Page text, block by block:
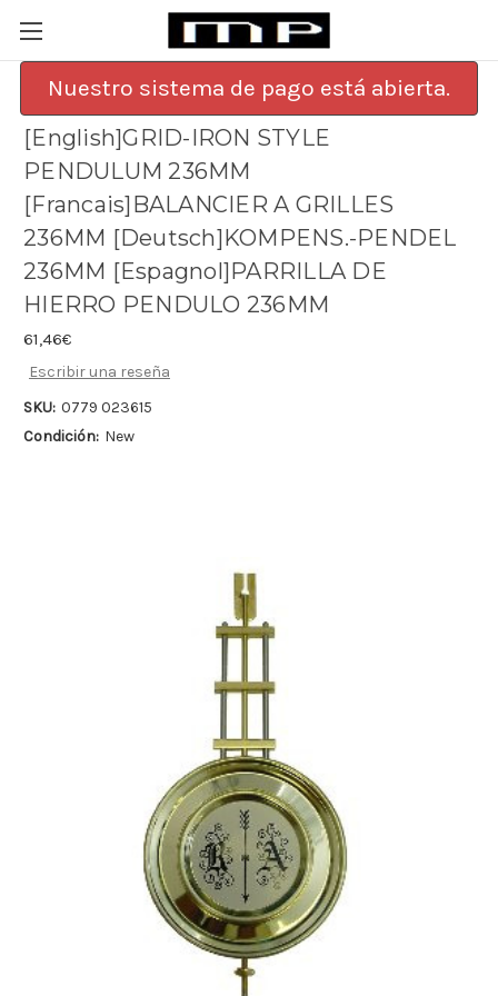
Nuestro sistema de pago está abierta.
[English]GRID-IRON STYLE
PENDULUM 236MM
[Francais]BALANCIER A GRILLES
236MM [Deutsch]KOMPENS.-PENDEL
236MM [Espagnol]PARRILLA DE
HIERRO PENDULO 236MM
61,46€
Escribir una reseña
SKU: 0779 023615
Condición: New